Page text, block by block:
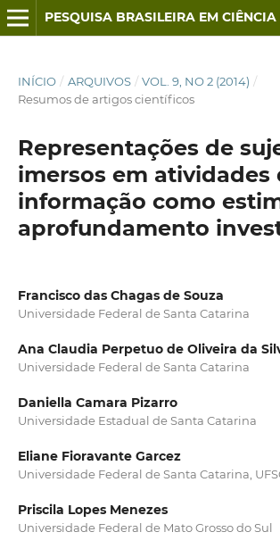
INÍCIO / ARQUIVOS / VOL. 9, NO 2 (2014) /
Resumos de artigos científicos
Representações de
imersos em atividades
informação como
aprofundamento
Francisco das Chagas de Souza
Universidade Federal de Santa Catarina
Ana Claudia Perpetuo de Oliveira da
Universidade Federal de Santa Catarina
Daniella Camara Pizarro
Universidade Estadual de Santa Catarina
Eliane Fioravante Garcez
Universidade Federal de Santa Catarina,
Priscila Lopes Menezes
Universidade Federal de Mato Grosso do Sul